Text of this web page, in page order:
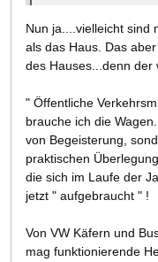
Nun ja....vielleicht sind
als das Haus. Das
des Hauses...denn der
" Öffentliche
brauche ich die
von Begeisterung,
praktischen
die sich im Laufe der
jetzt " aufgebraucht " !
Von VW Käfern und
mag funktionierende